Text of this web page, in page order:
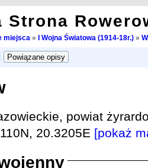
Strona
miejsca » I Wojna Światowa (1914-18r.)»
powiat
20.3205E [pokaż